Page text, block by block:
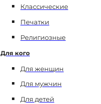
Классические
Печатки
Религиозные
Для кого
Для женщин
Для мужчин
Для детей